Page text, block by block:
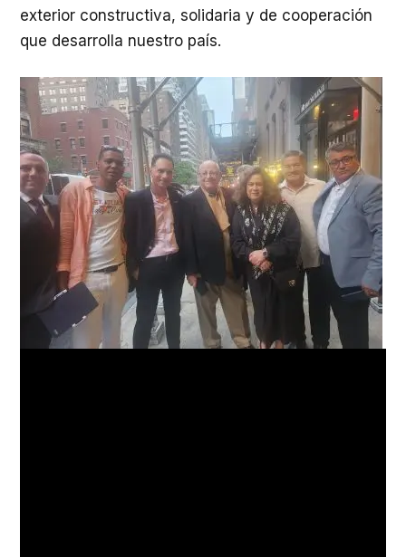
exterior constructiva, solidaria y de cooperación
que desarrolla nuestro país.